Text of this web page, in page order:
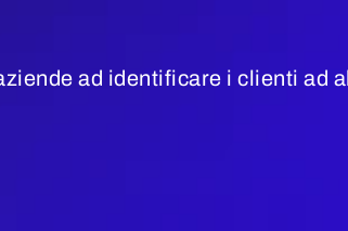
ad identificare i clienti ad